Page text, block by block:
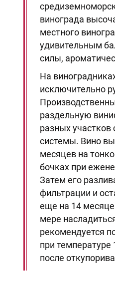
винограда
местного
удивительным
силы,
На
исключительно
раздельную
разных участков
системы. Вино
месяцев на
бочках при
Затем его
фильтрации и
еще на 14
мере
рекомендуется
при
после